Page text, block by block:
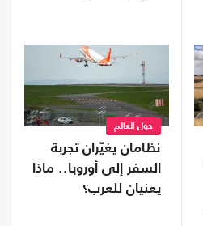
حول العالم
نظامان يغيّران تجربة
السفر إلى أوروبا.. ماذا
يعنيان للعرب؟